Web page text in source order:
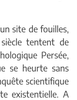
site de fouilles,
tentent de
Persée,
se heurte sans
scientifique
existentielle. A